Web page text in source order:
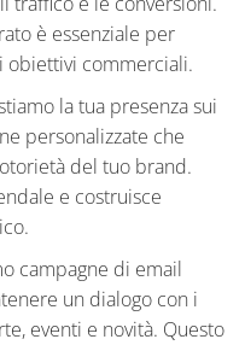
è essenziale per
obiettivi commerciali.
la tua presenza sui
personalizzate che
del tuo brand.
e costruisce
campagne di email
un dialogo con i
eventi e novità. Questo